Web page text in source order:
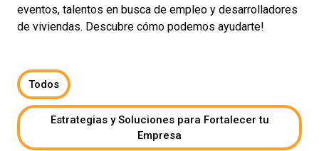
eventos, talentos en busca de empleo y desarrolladores
de viviendas. Descubre cómo podemos ayudarte!
Todos
Estrategias y Soluciones para Fortalecer tu
Empresa